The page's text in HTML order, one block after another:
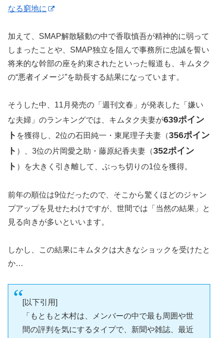
なる窮地に
加えて、SMAP解散騒動の中で香取慎吾が精神的に弱って
しまったことや、SMAP独立を阻んで事務所に忠誠を誓い
将来的な幹部の座を約束されたといった報道も、キムタク
の“悪者イメージ”を助長する結果になっています。
そうした中、11月発売の「週刊文春」が発表した「嫌い
な夫婦」のランキングでは、キムタク夫妻が639ポイン
ト を獲得し、2位の石田純一・東尾理子夫妻（356ポイン
ト ）、3位の片岡愛之助・藤原紀香夫妻（352ポイン
ト ）を大きく引き離して、ぶっち切りの1位を獲得。
前年の順位は9位だったので、そこから驚くほどのジャン
プアップを見せたわけですが、世間では「当然の結果」と
見る向きが多いといいます。
しかし、この結果にキムタクは大きなショックを受けたと
か…
[以下引用]
「もともと木村は、メンバーの中で最も周囲や世
間の評判を気にするタイプで、新聞や雑誌、最近